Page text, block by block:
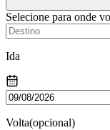
Selecione para onde
Ida
Volta(opcional)